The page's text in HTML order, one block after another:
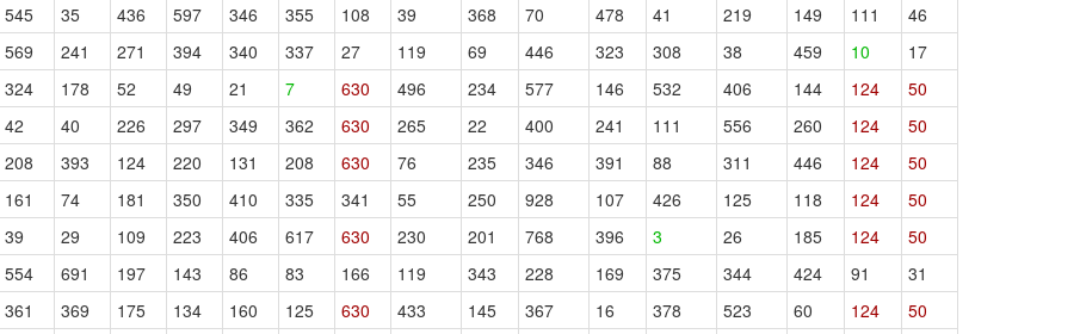
545 35 436 597 346 355 108 39 368 70 478 41 219 149 111
46
569 241 271 394 340 337 27 119 69 446 323 308 38 459 10
17
324 178 52 49 21 7 630 496 234 577 146 532 406 144 124
50
42 40 226 297 349 362 630 265 22 400 241 111 556 260 124
50
208 393 124 220 131 208 630 76 235 346 391 88 311 446 124
50
161 74 181 350 410 335 341 55 250 928 107 426 125 118 124
50
39 29 109 223 406 617 630 230 201 768 396 3 26 185 124
50
554 691 197 143 86 83 166 119 343 228 169 375 344 424 91
31
361 369 175 134 160 125 630 433 145 367 16 378 523 60 124 50